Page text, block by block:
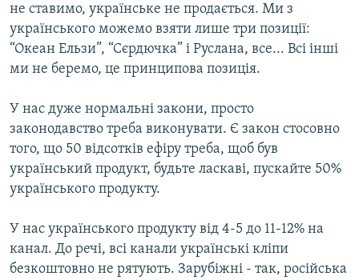
не ставимо, українське не продається. Ми з
українського можемо взяти лише три позиції:
“Океан Ельзи”, “Сєрдючка” і Руслана, все... Всі інші
ми не беремо, це принципова позиція.
У нас дуже нормальні закони, просто
законодавство треба виконувати. Є закон стосовно
того, що 50 відсотків ефіру треба, щоб був
український продукт, будьте ласкаві, пускайте 50%
українського продукту.
У нас українського продукту від 4-5 до 11-12% на
канал. До речі, всі канали українські кліпи
безкоштовно не рятують. Зарубіжні - так, російська